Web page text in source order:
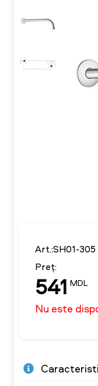
Art.:SH01-305
Preț:
541 MDL
Nu este